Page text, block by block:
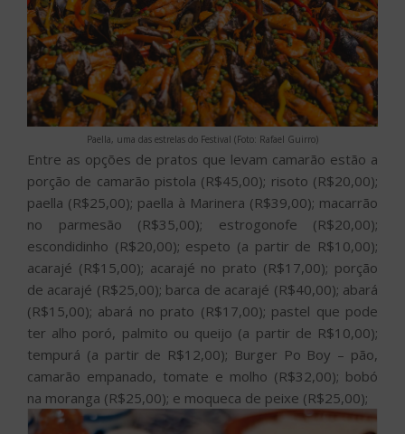
Paella, uma das estrelas do Festival (Foto: Rafael Guirro)
Entre as opções de pratos que levam camarão estão a
porção de camarão pistola (R$45,00); risoto (R$20,00);
paella (R$25,00); paella à Marinera (R$39,00); macarrão
no parmesão (R$35,00); estrogonofe (R$20,00);
escondidinho (R$20,00); espeto (a partir de R$10,00);
acarajé (R$15,00); acarajé no prato (R$17,00); porção
de acarajé (R$25,00); barca de acarajé (R$40,00); abará
(R$15,00); abará no prato (R$17,00); pastel que pode
ter alho poró, palmito ou queijo (a partir de R$10,00);
tempurá (a partir de R$12,00); Burger Po Boy – pão,
camarão empanado, tomate e molho (R$32,00); bobó
na moranga (R$25,00); e moqueca de peixe (R$25,00);